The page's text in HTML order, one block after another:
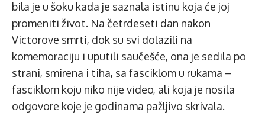
bila je u šoku kada je saznala istinu koja će joj
promeniti život. Na četrdeseti dan nakon
Victorove smrti, dok su svi dolazili na
komemoraciju i uputili saučešće, ona je sedila po
strani, smirena i tiha, sa fasciklom u rukama –
fasciklom koju niko nije video, ali koja je nosila
odgovore koje je godinama pažljivo skrivala.